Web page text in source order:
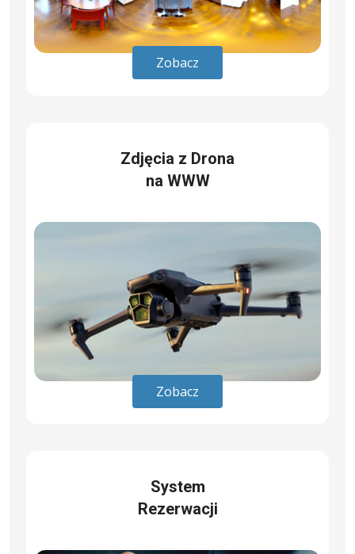
Zobacz
Zdjęcia z Drona
na WWW
Zobacz
System
Rezerwacji